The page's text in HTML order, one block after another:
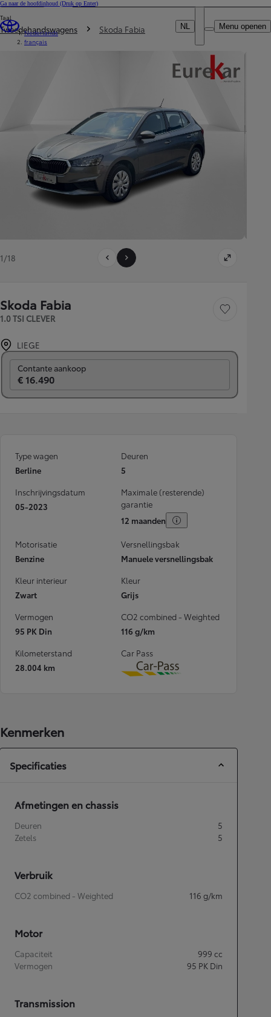
Ga naar de hoofdinhoud (Druk op Enter)
Professional
DEALER NAME
NL
Taal
Nederlands
français
Menu openen
Je bent hier
Tweedehandswagens Skoda Fabia
1/18
Skoda Fabia
1.0 TSI CLEVER
Voertuig opslaan
LIEGE
Contante aankoop
€ 16.490
Type wagen
Berline
Deuren
5
Inschrijvingsdatum
05-2023
Maximale (resterende)
garantie
12 maanden
Motorisatie
Benzine
Versnellingsbak
Manuele versnellingsbak
Kleur interieur
Zwart
Kleur
Grijs
Vermogen
95 PK Din
CO2 combined - Weighted
116 g/km
Kilometerstand
28.004 km
Car Pass
Download
Kenmerken
Specificaties
Afmetingen en chassis
Deuren
5
Zetels
5
Verbruik
CO2 combined - Weighted 116 g/km
Motor
Capaciteit 999 cc
Vermogen
95 PK Din
Transmission